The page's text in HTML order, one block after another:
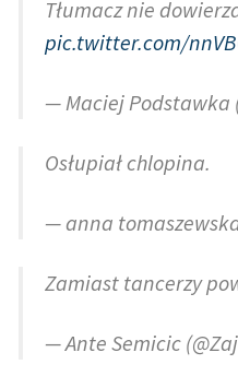
Tłumacz nie
pic.twitter.com/
— Maciej Podstawka
Osłupiał chlopina.
— anna
Zamiast tancerzy
— Ante Semicic